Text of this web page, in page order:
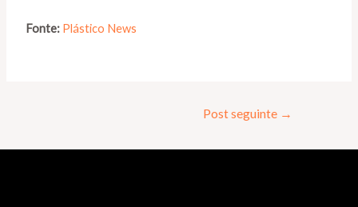
Fonte: Plástico News
Post seguinte →